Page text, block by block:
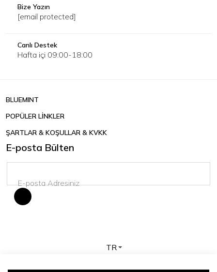
Bize Yazın
[email protected]
Canlı Destek
Hafta içi 09:00-18:00
BLUEMINT
POPÜLER LİNKLER
ŞARTLAR & KOŞULLAR & KVKK
E-posta Bülten
TR